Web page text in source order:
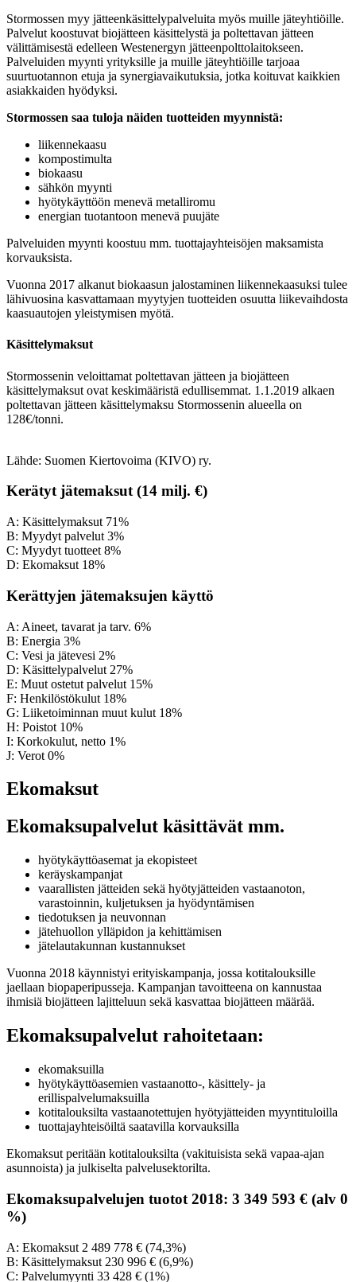
Stormossen myy jätteenkäsittelypalveluita myös muille jäteyhtiöille.
Palvelut koostuvat biojätteen käsittelystä ja poltettavan jätteen
välittämisestä edelleen Westenergyn jätteenpolttolaitokseen.
Palveluiden myynti yrityksille ja muille jäteyhtiöille tarjoaa
suurtuotannon etuja ja synergiavaikutuksia, jotka koituvat kaikkien
asiakkaiden hyödyksi.
Stormossen saa tuloja näiden tuotteiden myynnistä:
liikennekaasu
kompostimulta
biokaasu
sähkön myynti
hyötykäyttöön menevä metalliromu
energian tuotantoon menevä puujäte
Palveluiden myynti koostuu mm. tuottajayhteisöjen maksamista
korvauksista.
Vuonna 2017 alkanut biokaasun jalostaminen liikennekaasuksi tulee
lähivuosina kasvattamaan myytyjen tuotteiden osuutta liikevaihdosta
kaasuautojen yleistymisen myötä.
Käsittelymaksut
Stormossenin veloittamat poltettavan jätteen ja biojätteen
käsittelymaksut ovat keskimääristä edullisemmat. 1.1.2019 alkaen
poltettavan jätteen käsittelymaksu Stormossenin alueella on
128€/tonni.
Lähde: Suomen Kiertovoima (KIVO) ry.
Kerätyt jätemaksut (14 milj. €)
A: Käsittelymaksut 71%
B: Myydyt palvelut 3%
C: Myydyt tuotteet 8%
D: Ekomaksut 18%
Kerättyjen jätemaksujen käyttö
A: Aineet, tavarat ja tarv. 6%
B: Energia 3%
C: Vesi ja jätevesi 2%
D: Käsittelypalvelut 27%
E: Muut ostetut palvelut 15%
F: Henkilöstökulut 18%
G: Liiketoiminnan muut kulut 18%
H: Poistot 10%
I: Korkokulut, netto 1%
J: Verot 0%
Ekomaksut
Ekomaksupalvelut käsittävät mm.
hyötykäyttöasemat ja ekopisteet
keräyskampanjat
vaarallisten jätteiden sekä hyötyjätteiden vastaanoton,
varastoinnin, kuljetuksen ja hyödyntämisen
tiedotuksen ja neuvonnan
jätehuollon ylläpidon ja kehittämisen
jätelautakunnan kustannukset
Vuonna 2018 käynnistyi erityiskampanja, jossa kotitalouksille
jaellaan biopaperipusseja. Kampanjan tavoitteena on kannustaa
ihmisiä biojätteen lajitteluun sekä kasvattaa biojätteen määrää.
Ekomaksupalvelut rahoitetaan:
ekomaksuilla
hyötykäyttöasemien vastaanotto-, käsittely- ja
erillispalvelumaksuilla
kotitalouksilta vastaanotettujen hyötyjätteiden myyntituloilla
tuottajayhteisöiltä saatavilla korvauksilla
Ekomaksut peritään kotitalouksilta (vakituisista sekä vapaa-ajan
asunnoista) ja julkiselta palvelusektorilta.
Ekomaksupalvelujen tuotot 2018: 3 349 593 € (alv 0
%)
A: Ekomaksut 2 489 778 € (74,3%)
B: Käsittelymaksut 230 996 € (6,9%)
C: Palvelumyynti 33 428 € (1%)